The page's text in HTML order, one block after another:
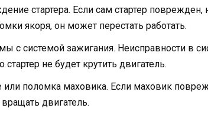
стартера. Если сам стартер
якоря, он может перестать работать.
с системой зажигания. Неисправности в
стартер не будет крутить двигатель.
или поломка маховика. Если маховик
двигатель.